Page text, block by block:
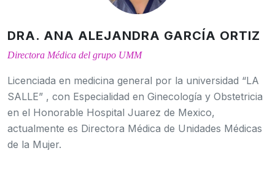
DRA. ANA ALEJANDRA GARCÍA ORTIZ
Directora Médica del grupo UMM
Licenciada en medicina general por la universidad “LA
SALLE” , con Especialidad en Ginecología y Obstetricia
en el Honorable Hospital Juarez de Mexico,
actualmente es Directora Médica de Unidades Médicas
de la Mujer.